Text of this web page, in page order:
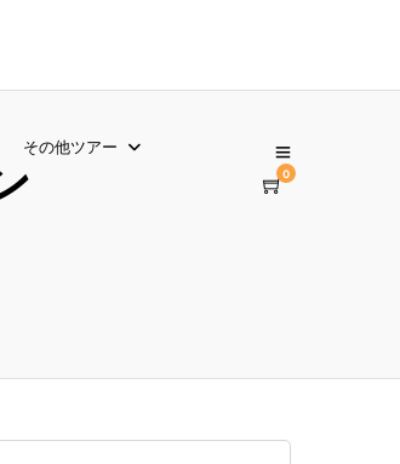
その他ツアー
0